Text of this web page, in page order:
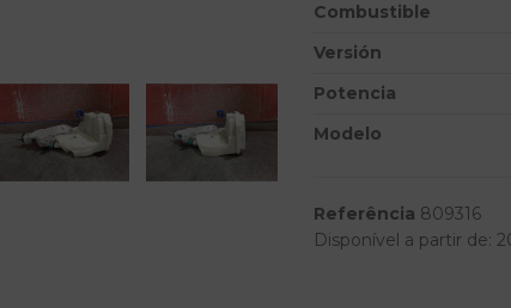
Combustible
Versión
Potencia
Modelo
Referência 809316
Disponível a partir de: